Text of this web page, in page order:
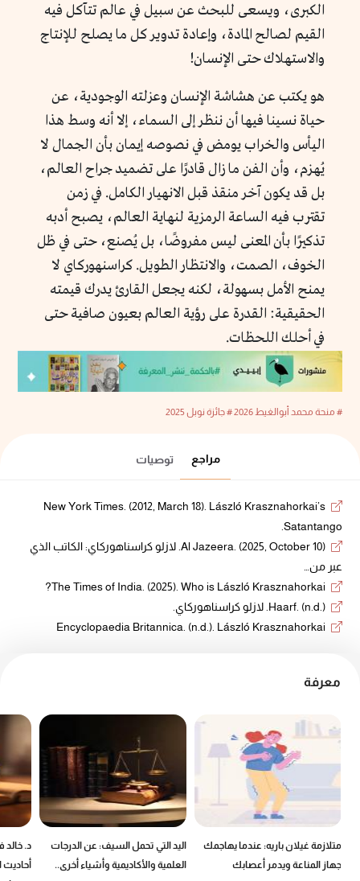
الكبرى، ويسعى للبحث عن سبيل في عالم تتآكل فيه
القيم لصالح المادة، وإعادة تدوير كل ما يصلح للإنتاج
والاستهلاك حتى الإنسان!
هو يكتب عن هشاشة الإنسان وعزلته الوجودية، عن
حياة نسينا فيها أن ننظر إلى السماء، إلا أنه وسط هذا
اليأس والخراب يومض في نصوصه إيمان بأن الجمال لا
يُهزم، وأن الفن ما زال قادرًا على تضميد جراح العالم،
بل قد يكون آخر منقذ قبل الانهيار الكامل. في زمن
تقترب فيه الساعة الرمزية لنهاية العالم، يصبح أدبه
تذكيرًا بأن المعنى ليس مفروضًا، بل يُصنع، حتى في ظل
الخوف، الصمت، والانتظار الطويل. كراسنهوركاي لا
يمنح الأمل بسهولة، لكنه يجعل القارئ يدرك قيمته
الحقيقية: القدرة على رؤية العالم بعيون صافية حتى
في أحلك اللحظات.
# منحة محمد أبوالغيط 2026 # جائزة نوبل 2025
مراجع توصيات
New York Times. (2012, March 18). László Krasznahorkai’s
Satantango.
Al Jazeera. (2025, October 10). لازلو كراسناهوركاي: الكاتب الذي
عبر من…
معرفة
متلازمة غيلان باريه: عندما يهاجمك
جهاز المناعة ويدمر أعصابك
اليد التي تحمل السيف: عن الدرجات
العلمية والأكاديمية وأشياء أخرى..
د.
أحاديث